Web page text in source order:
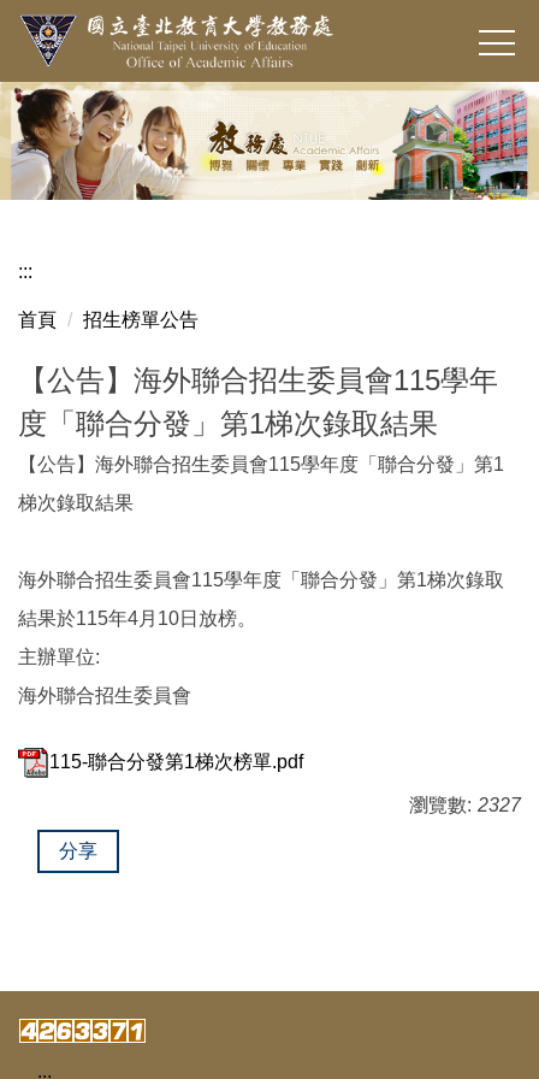
跳
要
內
容
區
:::
首頁 招生榜單公告
【公告】海外聯合招生委員會115學年
度「聯合分發」第1梯次錄取結果
【公告】海外聯合招生委員會115學年度「聯合分發」第1
梯次錄取結果
海外聯合招生委員會115學年度「聯合分發」第1梯次錄取
結果於115年4月10日放榜。
主辦單位:
海外聯合招生委員會
115-聯合分發第1梯次榜單.pdf
瀏覽數: 2327
分享